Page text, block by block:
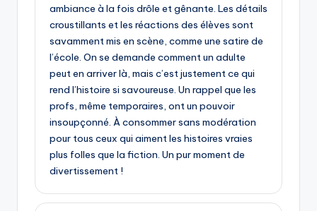
ambiance à la fois drôle et gênante. Les détails
croustillants et les réactions des élèves sont
savamment mis en scène, comme une satire de
l’école. On se demande comment un adulte
peut en arriver là, mais c’est justement ce qui
rend l’histoire si savoureuse. Un rappel que les
profs, même temporaires, ont un pouvoir
insoupçonné. À consommer sans modération
pour tous ceux qui aiment les histoires vraies
plus folles que la fiction. Un pur moment de
divertissement !